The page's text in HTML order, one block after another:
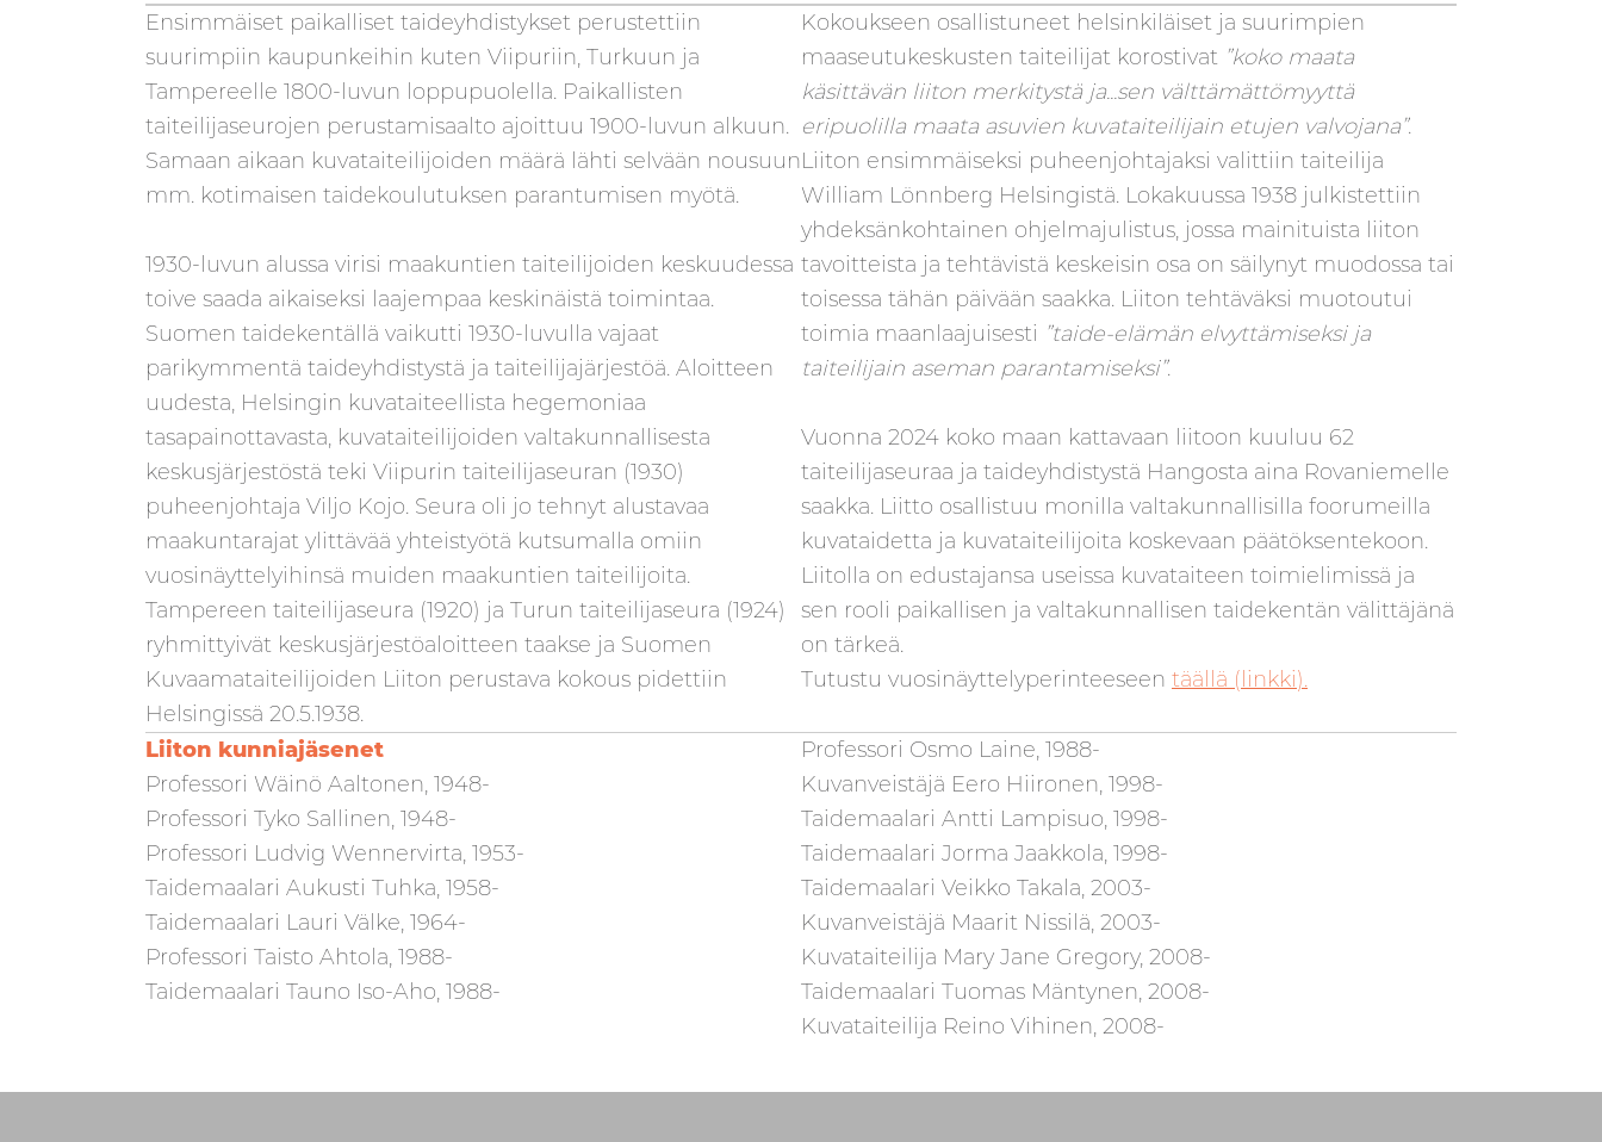
Ensimmäiset paikalliset taideyhdistykset perustettiin
suurimpiin kaupunkeihin kuten Viipuriin, Turkuun ja
Tampereelle 1800-luvun loppupuolella. Paikallisten
taiteilijaseurojen perustamisaalto ajoittuu 1900-luvun alkuun.
Samaan aikaan kuvataiteilijoiden määrä lähti selvään nousuun
mm. kotimaisen taidekoulutuksen parantumisen myötä.
1930-luvun alussa virisi maakuntien taiteilijoiden keskuudessa
toive saada aikaiseksi laajempaa keskinäistä toimintaa.
Suomen taidekentällä vaikutti 1930-luvulla vajaat
parikymmentä taideyhdistystä ja taiteilijajärjestöä. Aloitteen
uudesta, Helsingin kuvataiteellista hegemoniaa
tasapainottavasta, kuvataiteilijoiden valtakunnallisesta
keskusjärjestöstä teki Viipurin taiteilijaseuran (1930)
puheenjohtaja Viljo Kojo. Seura oli jo tehnyt alustavaa
maakuntarajat ylittävää yhteistyötä kutsumalla omiin
vuosinäyttelyihinsä muiden maakuntien taiteilijoita.
Tampereen taiteilijaseura (1920) ja Turun taiteilijaseura (1924)
ryhmittyivät keskusjärjestöaloitteen taakse ja Suomen
Kuvaamataiteilijoiden Liiton perustava kokous pidettiin
Helsingissä 20.5.1938.
Kokoukseen osallistuneet helsinkiläiset ja suurimpien
maaseutukeskusten taiteilijat korostivat ”koko maata
käsittävän liiton merkitystä ja...sen välttämättömyyttä
eripuolilla maata asuvien kuvataiteilijain etujen valvojana”.
Liiton ensimmäiseksi puheenjohtajaksi valittiin taiteilija
William Lönnberg Helsingistä. Lokakuussa 1938 julkistettiin
yhdeksänkohtainen ohjelmajulistus, jossa mainituista liiton
tavoitteista ja tehtävistä keskeisin osa on säilynyt muodossa tai
toisessa tähän päivään saakka. Liiton tehtäväksi muotoutui
toimia maanlaajuisesti ”taide-elämän elvyttämiseksi ja
taiteilijain aseman parantamiseksi”.
Vuonna 2024 koko maan kattavaan liitoon kuuluu 62
taiteilijaseuraa ja taideyhdistystä Hangosta aina Rovaniemelle
saakka. Liitto osallistuu monilla valtakunnallisilla foorumeilla
kuvataidetta ja kuvataiteilijoita koskevaan päätöksentekoon.
Liitolla on edustajansa useissa kuvataiteen toimielimissä ja
sen rooli paikallisen ja valtakunnallisen taidekentän välittäjänä
on tärkeä.
Tutustu vuosinäyttelyperinteeseen täällä (linkki).
Liiton kunniajäsenet
Professori Wäinö Aaltonen, 1948-
Professori Tyko Sallinen, 1948-
Professori Ludvig Wennervirta, 1953-
Taidemaalari Aukusti Tuhka, 1958-
Taidemaalari Lauri Välke, 1964-
Professori Taisto Ahtola, 1988-
Taidemaalari Tauno Iso-Aho, 1988-
Professori Osmo Laine, 1988-
Kuvanveistäjä Eero Hiironen, 1998-
Taidemaalari Antti Lampisuo, 1998-
Taidemaalari Jorma Jaakkola, 1998-
Taidemaalari Veikko Takala, 2003-
Kuvanveistäjä Maarit Nissilä, 2003-
Kuvataiteilija Mary Jane Gregory, 2008-
Taidemaalari Tuomas Mäntynen, 2008-
Kuvataiteilija Reino Vihinen, 2008-
Skip back to main navigation